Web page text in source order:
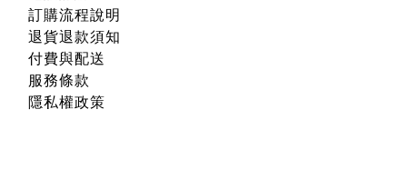
訂購流程說明
退貨退款須知
付費與配送
服務條款
隱私權政策